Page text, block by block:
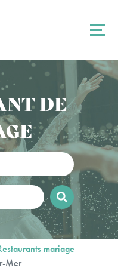
DE
mariage
Mer